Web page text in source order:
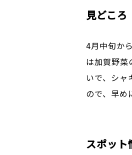
見どころ
4月中旬か
は加賀野菜
いで、シャ
ので、早め
スポット